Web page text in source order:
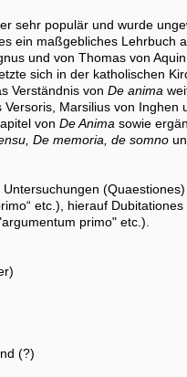
sehr populär und wurde
ein maßgebliches Lehrbuch
und von Thomas von
sich in der katholischen
Verständnis von De anima
Marsilius von Inghen
von De Anima sowie
De memoria, de somno
etc.), hierauf
primo" etc.).
(?)